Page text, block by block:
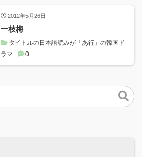
2012年5月26日
一枝梅
タイトルの日本語読みが「あ行」の韓国ド
ラマ
0